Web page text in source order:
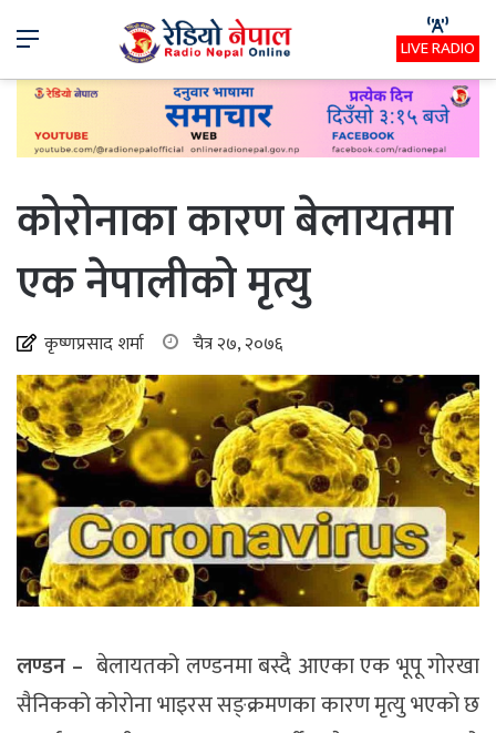
Menu LIVE RADIO
कोरोनाका कारण बेलायतमा
एक नेपालीको मृत्यु
कृष्णप्रसाद शर्मा चैत्र २७, २०७६
लण्डन – बेलायतको लण्डनमा बस्दै आएका एक भूपू गोरखा
सैनिकको कोरोना भाइरस सङ्क्रमणका कारण मृत्यु भएको छ